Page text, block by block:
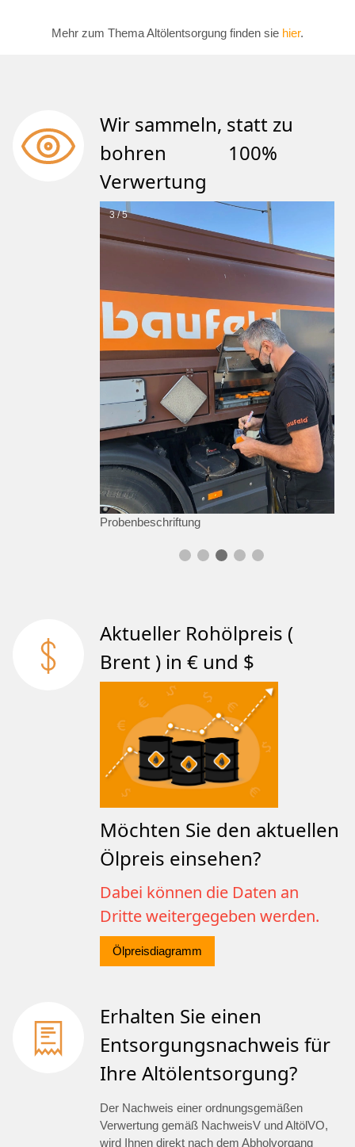
Mehr zum Thema Altölentsorgung finden sie hier.
Wir sammeln, statt zu
bohren 100%
Verwertung
3 / 5
Probenbeschriftung
Aktueller Rohölpreis (
Brent ) in € und $
Möchten Sie den aktuellen
Ölpreis einsehen?
Dabei können die Daten an
Dritte weitergegeben werden.
Ölpreisdiagramm
Erhalten Sie einen
Entsorgungsnachweis für
Ihre Altölentsorgung?
Der Nachweis einer ordnungsgemäßen
Verwertung gemäß NachweisV und AltölVO,
wird Ihnen direkt nach dem Abholvorgang